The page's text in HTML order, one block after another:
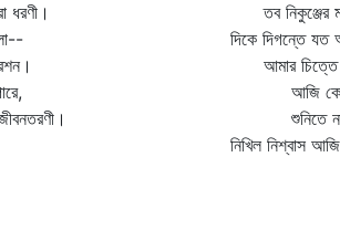
তব নিকুঞ্জের
দিকে দিগন্তে
আমার চিত্তে
আজি
শুনিতে না
নিখিল নিশ্বাস